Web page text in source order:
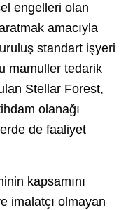
engelleri olan
amacıyla
standart işyeri
mamuller tedarik
Stellar Forest,
olanağı
de faaliyet
kapsamını
imalatçı olmayan